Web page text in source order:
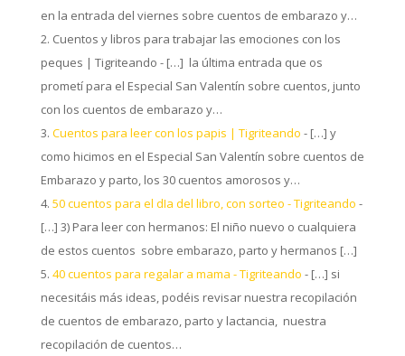
en la entrada del viernes sobre cuentos de embarazo y…
Cuentos y libros para trabajar las emociones con los
peques | Tigriteando - […] la última entrada que os
prometí para el Especial San Valentín sobre cuentos, junto
con los cuentos de embarazo y…
Cuentos para leer con los papis | Tigriteando - […] y
como hicimos en el Especial San Valentín sobre cuentos de
Embarazo y parto, los 30 cuentos amorosos y…
50 cuentos para el dIa del libro, con sorteo - Tigriteando -
[…] 3) Para leer con hermanos: El niño nuevo o cualquiera
de estos cuentos sobre embarazo, parto y hermanos […]
40 cuentos para regalar a mama - Tigriteando - […] si
necesitáis más ideas, podéis revisar nuestra recopilación
de cuentos de embarazo, parto y lactancia, nuestra
recopilación de cuentos…